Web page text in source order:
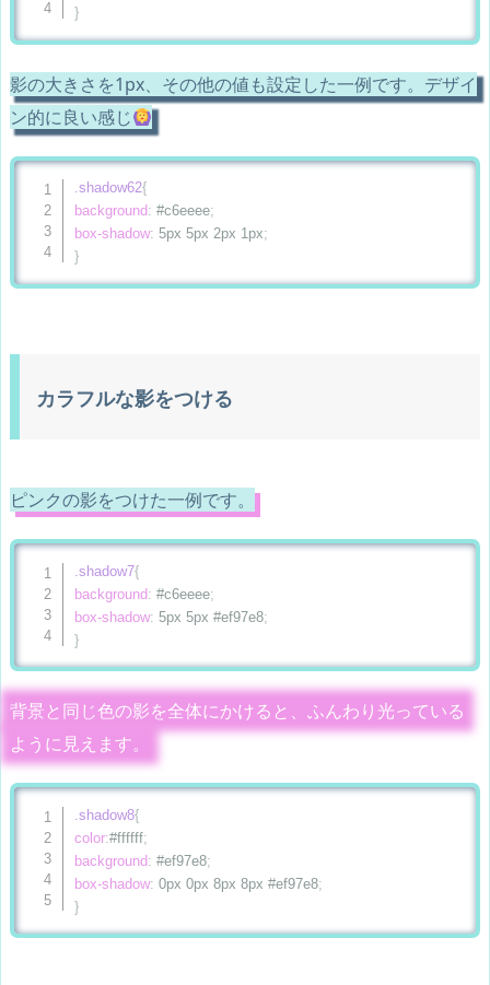
}
影の大きさを1px、その他の値も設定した一例です。デザイ
ン的に良い感じ
.shadow62{
background: #c6eeee;
box-shadow: 5px 5px 2px 1px;
}
カラフルな影をつける
ピンクの影をつけた一例です。
.shadow7{
background: #c6eeee;
box-shadow: 5px 5px #ef97e8;
}
背景と同じ色の影を全体にかけると、ふんわり光っている
ように見えます。
.shadow8{
color:#ffffff;
background: #ef97e8;
box-shadow: 0px 0px 8px 8px #ef97e8;
}